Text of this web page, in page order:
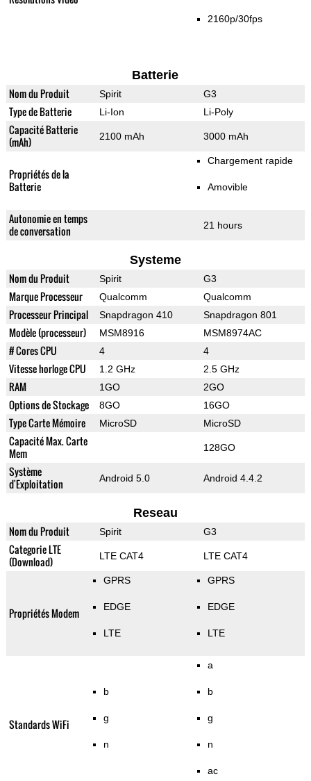
2160p/30fps
Batterie
Nom du Produit Spirit G3
Type de Batterie Li-Ion Li-Poly
Capacité Batterie
(mAh)
2100 mAh 3000 mAh
Propriétés de la
Batterie
Chargement rapide
Amovible
Autonomie en temps
de conversation
21 hours
Systeme
Nom du Produit Spirit G3
Marque Processeur Qualcomm Qualcomm
Processeur Principal Snapdragon 410 Snapdragon 801
Modèle (processeur) MSM8916 MSM8974AC
# Cores CPU 4 4
Vitesse horloge CPU 1.2 GHz 2.5 GHz
RAM 1GO 2GO
Options de Stockage 8GO 16GO
Type Carte Mémoire MicroSD MicroSD
Capacité Max. Carte
Mem
128GO
Système
d'Exploitation
Android 5.0 Android 4.4.2
Reseau
Nom du Produit Spirit G3
Categorie LTE
(Download)
LTE CAT4 LTE CAT4
Propriétés Modem
GPRS
EDGE
LTE
GPRS
EDGE
LTE
Standards WiFi
b
g
n
a
b
g
n
ac